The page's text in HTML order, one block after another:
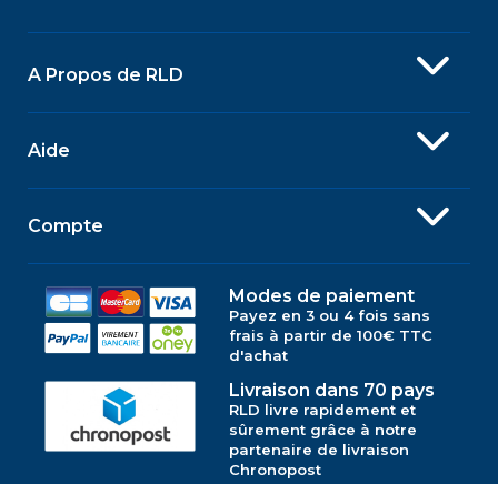
A Propos de RLD
Aide
Compte
Modes de paiement
Payez en 3 ou 4 fois sans
frais à partir de 100€ TTC
d'achat
Livraison dans 70 pays
RLD livre rapidement et
sûrement grâce à notre
partenaire de livraison
Chronopost